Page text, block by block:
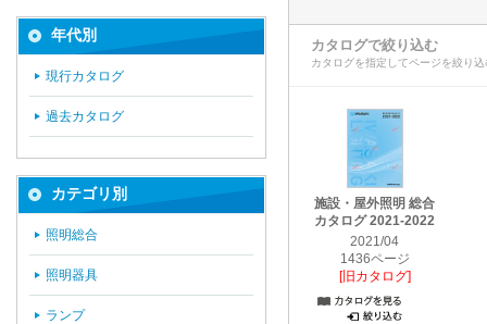
カタログで絞り込む
カタログを指定してページを絞り
施設・屋外照明 総合
カタログ 2021-2022
2021/04
1436ページ
[旧カタログ]
年代別
現行カタログ
過去カタログ
カテゴリ別
照明総合
照明器具
ランプ